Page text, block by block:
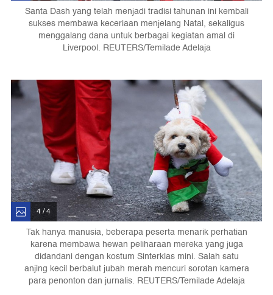
Santa Dash yang telah menjadi tradisi tahunan ini kembali
sukses membawa keceriaan menjelang Natal, sekaligus
menggalang dana untuk berbagai kegiatan amal di
Liverpool. REUTERS/Temilade Adelaja
4 / 4
Tak hanya manusia, beberapa peserta menarik perhatian
karena membawa hewan peliharaan mereka yang juga
didandani dengan kostum Sinterklas mini. Salah satu
anjing kecil berbalut jubah merah mencuri sorotan kamera
para penonton dan jurnalis. REUTERS/Temilade Adelaja